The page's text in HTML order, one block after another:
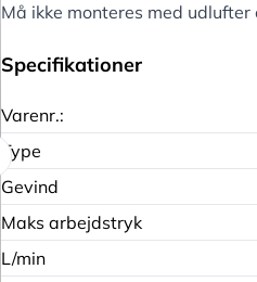
Må ikke monteres med udlufter
Specifikationer
Varenr.:
Type
Gevind
Maks arbejdstryk
L/min